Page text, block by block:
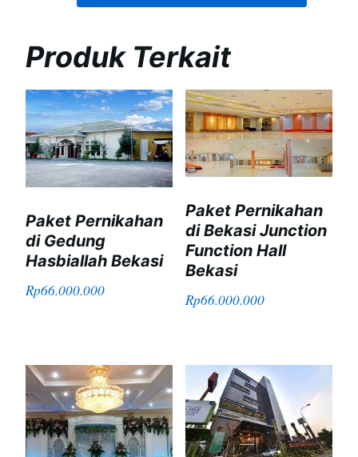
Produk Terkait
Paket Pernikahan
di Gedung
Hasbiallah Bekasi
Rp66.000.000
Paket Pernikahan
di Bekasi Junction
Function Hall
Bekasi
Rp66.000.000